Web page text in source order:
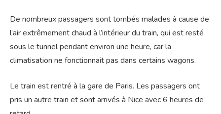
De nombreux passagers sont tombés malades à cause de
l’air extrêmement chaud à l’intérieur du train, qui est resté
sous le tunnel pendant environ une heure, car la
climatisation ne fonctionnait pas dans certains wagons.
Le train est rentré à la gare de Paris. Les passagers ont
pris un autre train et sont arrivés à Nice avec 6 heures de